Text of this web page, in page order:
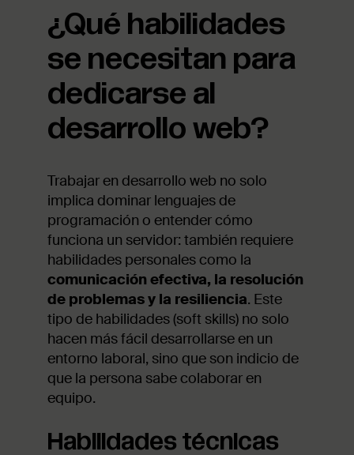
¿Qué habilidades
se necesitan para
dedicarse al
desarrollo web?
Trabajar en desarrollo web no solo
implica dominar lenguajes de
programación o entender cómo
funciona un servidor: también requiere
habilidades personales como la
comunicación efectiva, la resolución
de problemas y la resiliencia. Este
tipo de habilidades (soft skills) no solo
hacen más fácil desarrollarse en un
entorno laboral, sino que son indicio de
que la persona sabe colaborar en
equipo.
Habilidades técnicas